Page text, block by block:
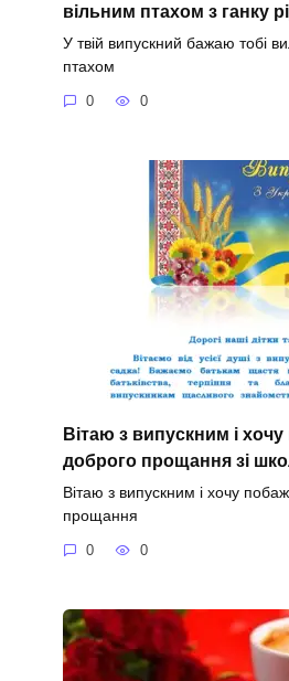
вільним птахом з ганку
У твій випускний бажаю тобі
птахом
0 0
Вітаю з випускним і
доброго прощання зі
Вітаю з випускним і хочу
прощання
0 0